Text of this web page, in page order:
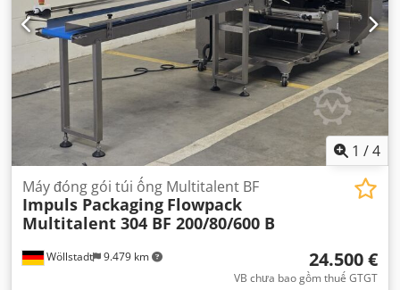
1 /4
Wöllstadt 9.479 km
Máy đóng gói túi ống Multitalent BF
Impuls Packaging Flowpack
Multitalent 304 BF 200/80/600 B
24.500 €
VB chưa bao gồm thuế GTGT